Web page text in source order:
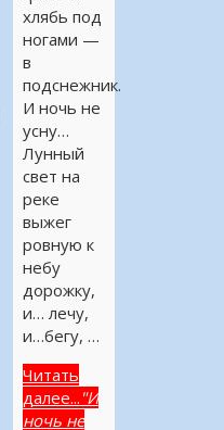
хлябь под
ногами —
в
подснежник.
И ночь не
усну…
Лунный
свет на
реке
выжег
ровную к
небу
дорожку,
и… лечу,
и…бегу, …
Читать
далее... "И
ночь не